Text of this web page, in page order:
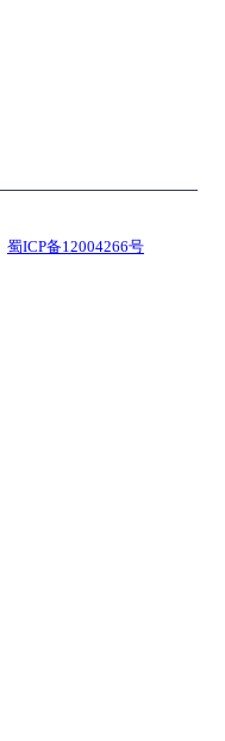
蜀ICP备12004266号